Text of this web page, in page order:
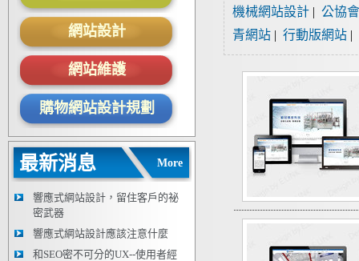
網站設計
網站維護
購物網站設計規劃
最新消息 More
響應式網站設計，留住客戶的祕
密武器
響應式網站設計應該注意什麼
和SEO密不可分的UX--使用者經
機械網站設計 | 公協
青網站 | 行動版網站 |